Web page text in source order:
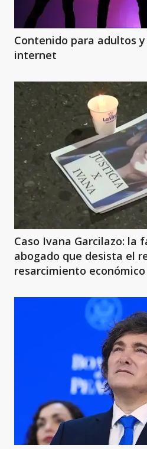
Contenido para adultos
internet
Caso Ivana Garcilazo: la
abogado que desista el
resarcimiento económico